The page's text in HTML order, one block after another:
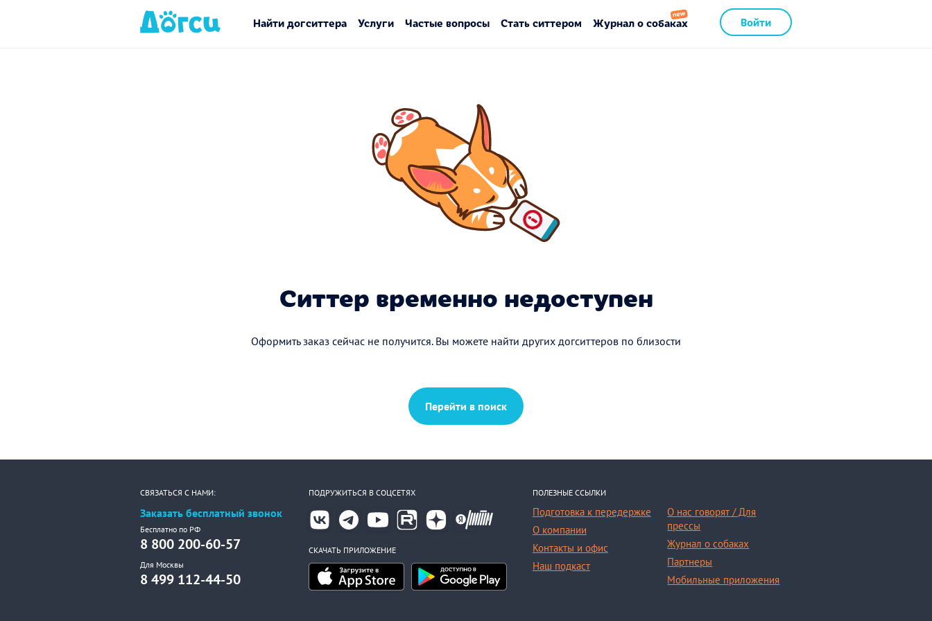
Войти
Найти догситтера Услуги Частые вопросы Стать ситтером Журнал о собаках
Ситтер временно недоступен
Оформить заказ сейчас не получится. Вы можете найти других догситтеров по близости
Перейти в поиск
СВЯЗАТЬСЯ С НАМИ:
Заказать бесплатный звонок
Бесплатно по РФ
8 800 200-60-57
Для Москвы
8 499 112-44-50
ПОДРУЖИТЬСЯ В СОЦСЕТЯХ
СКАЧАТЬ ПРИЛОЖЕНИЕ
ПОЛЕЗНЫЕ ССЫЛКИ
Подготовка к передержке
О компании
Контакты и офис
Наш подкаст
О нас говорят / Для
прессы
Журнал о собаках
Партнеры
Мобильные приложения